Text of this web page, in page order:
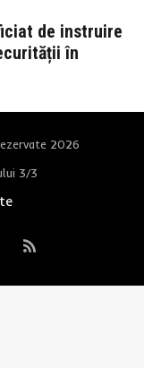
de instruire
în
2026
3/3
TikTokRSS